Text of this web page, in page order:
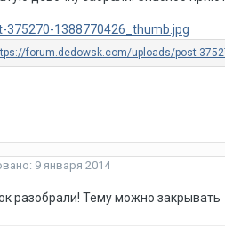
9 января 2014
разобрали! Тему можно закрывать